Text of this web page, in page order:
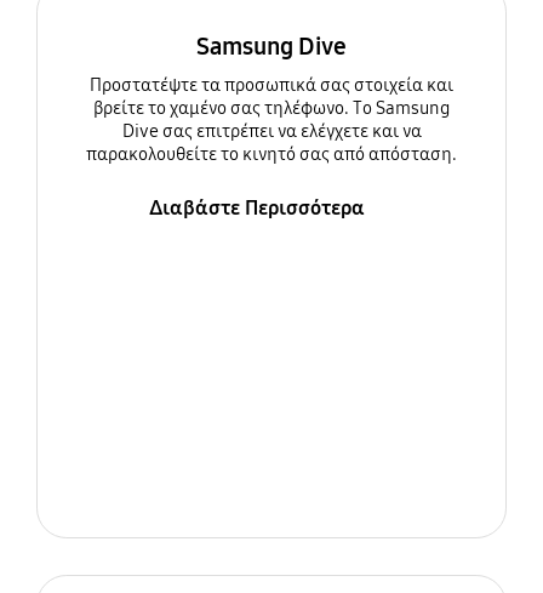
Samsung Dive
Προστατέψτε τα προσωπικά σας στοιχεία και
βρείτε το χαμένο σας τηλέφωνο. Το Samsung
Dive σας επιτρέπει να ελέγχετε και να
παρακολουθείτε το κινητό σας από απόσταση.
Διαβάστε Περισσότερα